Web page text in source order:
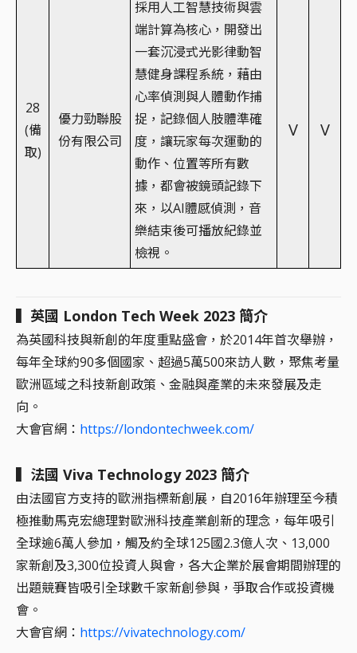
28
(備
取)
優力勁聯股
份有限公司
採用人工智慧技術與雲
端計算為核心，開發出
一套沉浸式光影律動智
慧健身課程系統，藉由
心率偵測與人體動作捕
捉，記錄個人肢體準確
度，讓玩家每次運動的
動作、位置等所有數
據，都會被鏡頭記錄下
來，以AI體感偵測，音
樂結束後可播放紀錄並
檢視。
V V
▍英國 London Tech Week 2023 簡介
為英國科技與新創的年度重點盛會，於2014年首次舉辦，
每年全球約90多個國家、超過5萬500來訪人數，聚焦考量
歐洲區域之科技新創政策、金融與產業的未來發展及走
向。
大會官網： https://londontechweek.com/
▍法國 Viva Technology 2023 簡介
由法國官方支持的歐洲指標新創展，自2016年辦理至今積
極推動馬克宏總理對歐洲科技產業創新的理念，每年吸引
全球逾6萬人參加，觸及約全球125國2.3億人次、13,000
家新創及3,300位投資人與會，各大企業於展會期間辦理的
出題競賽皆吸引全球數千家新創參與，爭取合作或投資機
會。
大會官網： https://vivatechnology.com/